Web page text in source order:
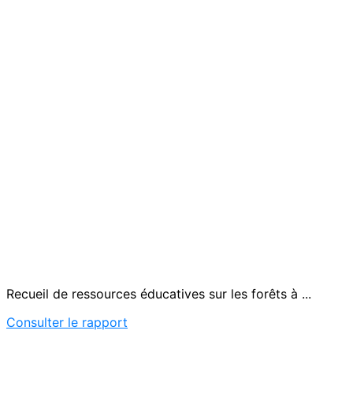
Recueil de ressources éducatives sur les forêts à ...
Consulter le rapport